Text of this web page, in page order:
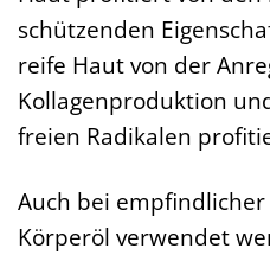
schützenden
reife Haut von der
Kollagenproduktion
freien Radikalen
Auch bei
Körperöl verwendet